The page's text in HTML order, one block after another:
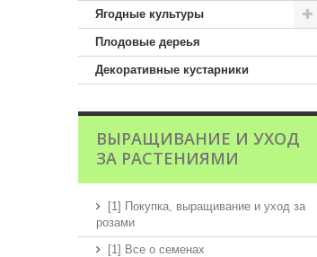
Ягодные культуры
Плодовые дереья
Декоративные кустарники
ВЫРАЩИВАНИЕ И УХОД
ЗА РАСТЕНИЯМИ
[1] Покупка, выращивание и уход за
розами
[1] Все о семенах